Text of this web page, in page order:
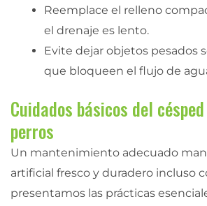
Reemplace el relleno
el drenaje es lento.
Evite dejar objetos pesados
que bloqueen el flujo de
Cuidados básicos del
perros
Un mantenimiento adecuado
artificial fresco y duradero incluso
presentamos las prácticas